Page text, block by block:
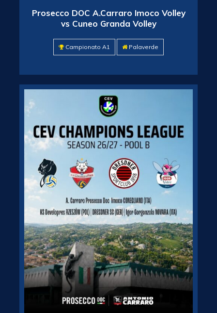
Prosecco DOC A.Carraro Imoco Volley
vs Cuneo Granda Volley
Campionato A1 Palaverde